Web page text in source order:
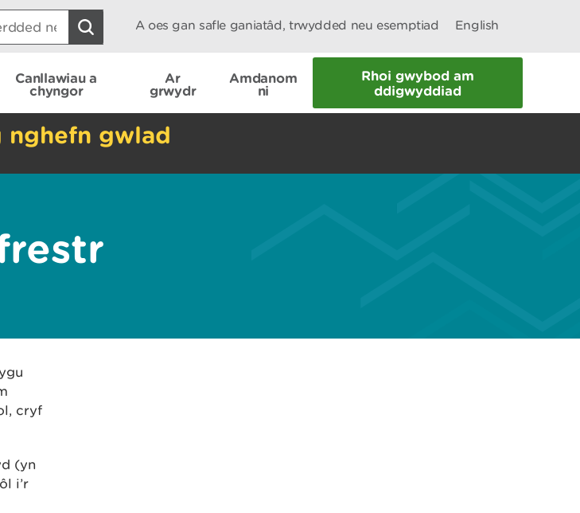
A oes gan safle ganiatâd, trwydded neu esemptiad English
Canllawiau a
chyngor
Ar
grwydr
Amdanom
ni
Rhoi gwybod am
ddigwyddiad
nghefn gwlad
cryf
(yn
i’r